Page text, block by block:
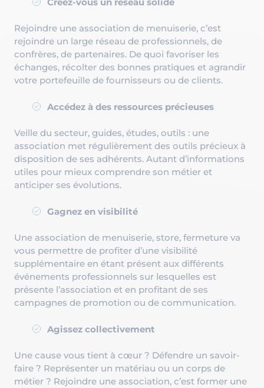
Rejoindre une association de menuiserie, c’est
rejoindre un large réseau de professionnels, de
confrères, de partenaires. De quoi favoriser les
échanges, récolter des bonnes pratiques et agrandir
votre portefeuille de fournisseurs ou de clients.
Accédez à des ressources précieuses
Veille du secteur, guides, études, outils : une
association met régulièrement des outils précieux à
disposition de ses adhérents. Autant d’informations
utiles pour mieux comprendre son métier et
anticiper ses évolutions.
Gagnez en visibilité
Une association de menuiserie, store, fermeture va
vous permettre de profiter d’une visibilité
supplémentaire en étant présent aux différents
événements professionnels sur lesquelles est
présente l’association et en profitant de ses
campagnes de promotion ou de communication.
Agissez collectivement
Une cause vous tient à cœur ? Défendre un savoir-
faire ? Représenter un matériau ou un corps de
métier ? Rejoindre une association, c’est former une